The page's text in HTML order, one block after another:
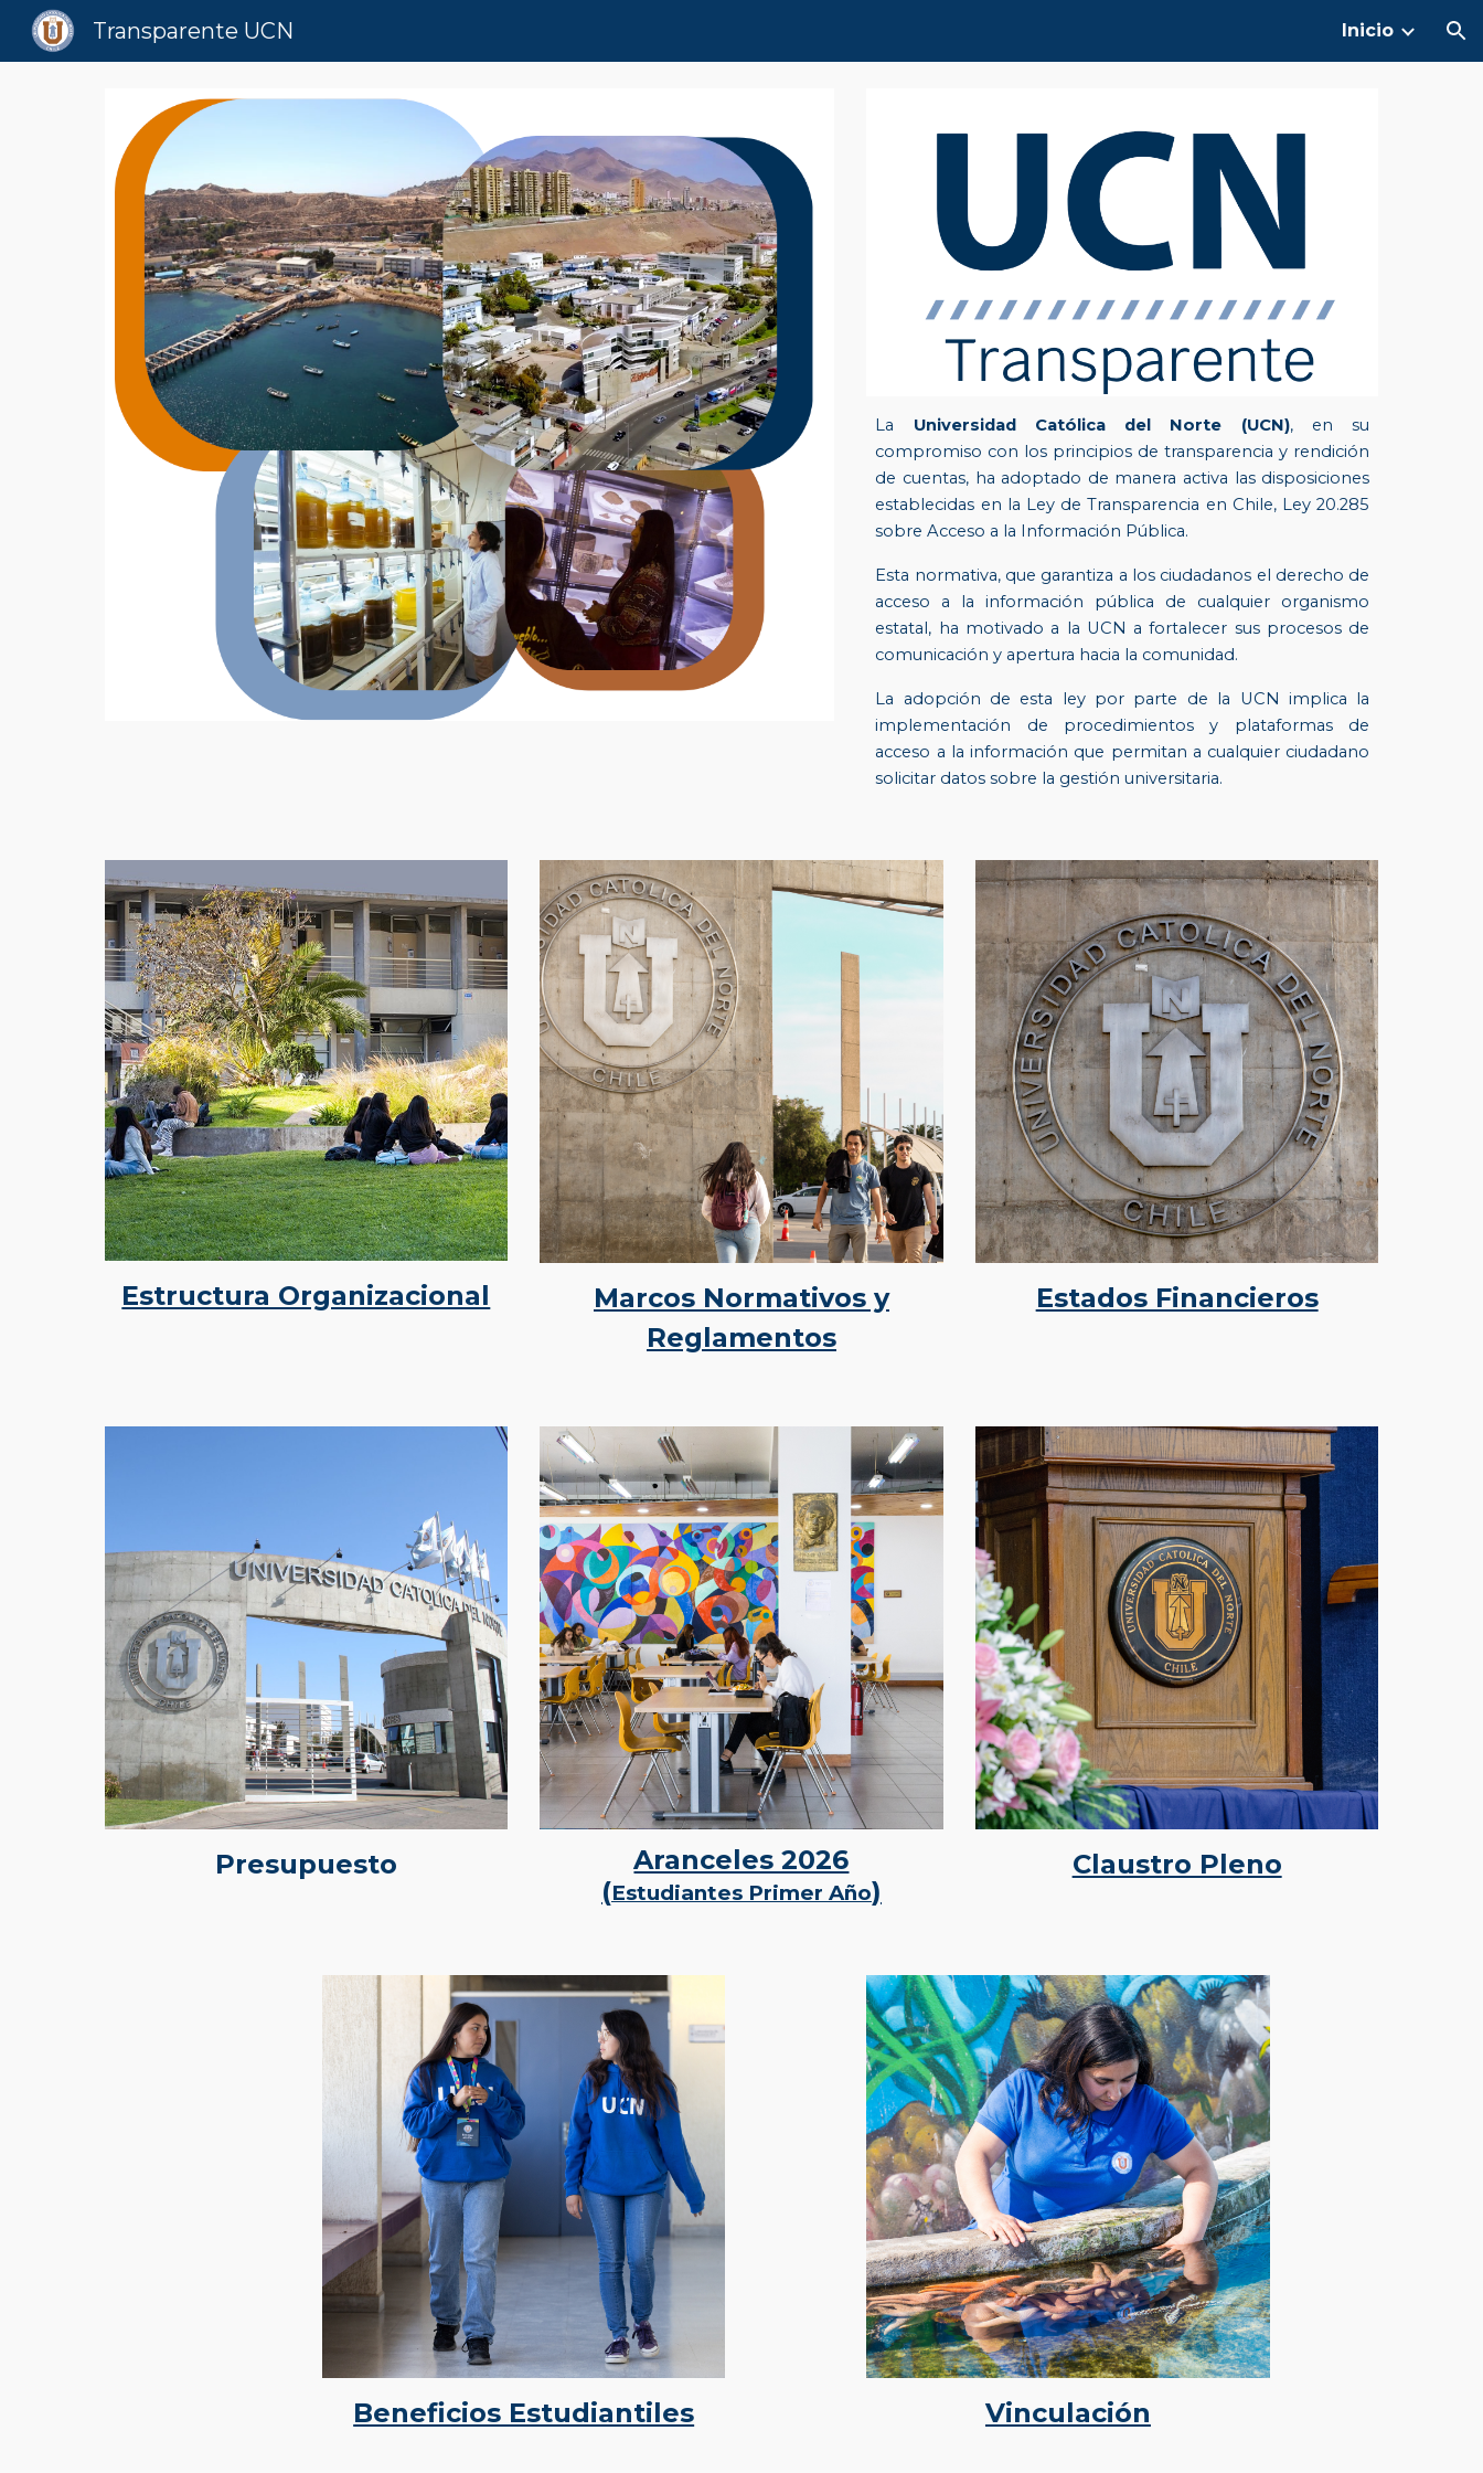
Transparente UCN Inicio
La Universidad Católica del Norte (UCN), en su
compromiso con los principios de transparencia y rendición
de cuentas, ha adoptado de manera activa las disposiciones
establecidas en la Ley de Transparencia en Chile, Ley 20.285
sobre Acceso a la Información Pública.
Esta normativa, que garantiza a los ciudadanos el derecho de
acceso a la información pública de cualquier organismo
estatal, ha motivado a la UCN a fortalecer sus procesos de
comunicación y apertura hacia la comunidad.
La adopción de esta ley por parte de la UCN implica la
implementación de procedimientos y plataformas de
acceso a la información que permitan a cualquier ciudadano
solicitar datos sobre la gestión universitaria.
Estructura Organizacional
Marcos Normativos y
Reglamentos
Estados Financieros
Presupuesto
Aranceles 2026
(Estudiantes Primer Año)
Claustro Pleno
Beneficios Estudiantiles Vinculación